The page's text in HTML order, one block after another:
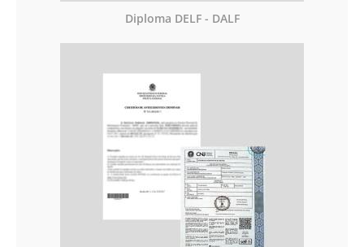
Diploma DELF - DALF